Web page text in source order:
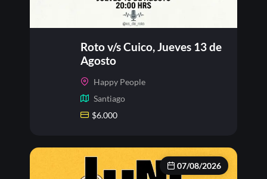
Roto v/s Cuico, Jueves 13 de
Agosto
Happy People
Santiago
$6.000
07/08/2026